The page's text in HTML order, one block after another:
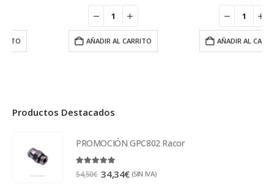
AÑADIR AL CARRITO AÑADIR AL CARRITO
Productos Destacados
PROMOCIÓN GPC802 Racor
5.00out of 5
54,50€ 34,34€ (SIN IVA)